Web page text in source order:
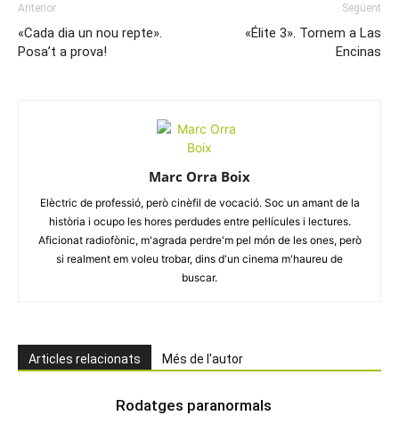
Anterior
«Cada dia un nou repte».
Posa’t a prova!
Següent
«Élite 3». Tornem a Las
Encinas
Marc Orra Boix
Elèctric de professió, però cinèfil de vocació. Soc un amant de la
història i ocupo les hores perdudes entre pel·lícules i lectures.
Aficionat radiofònic, m'agrada perdre'm pel món de les ones, però
si realment em voleu trobar, dins d'un cinema m'haureu de
buscar.
Articles relacionats Més de l'autor
Rodatges paranormals